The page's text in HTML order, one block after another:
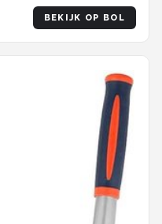
BEKIJK OP BOL